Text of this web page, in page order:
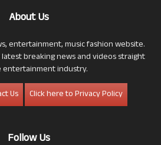
About Us
entertainment, music fashion website.
breaking news and videos straight
industry.
Us
Click here to Privacy Policy
Follow Us